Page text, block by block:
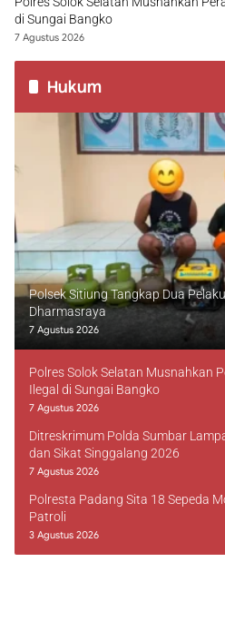
di Sungai Bangko
7 Agustus 2026
Hukum
Polsek Sitiung Tangkap Dua
Dharmasraya
7 Agustus 2026
Polres Solok Selatan Musnahkan
Ilegal di Sungai Bangko
7 Agustus 2026
Ditreskrimum Polda Sumbar
dan Sikat Singgalang 2026
7 Agustus 2026
Polresta Padang Sita 18 Sepeda
Patroli
3 Agustus 2026